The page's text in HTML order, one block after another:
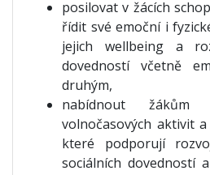
posilovat v žácích
řídit své emoční i
jejich wellbeing a
dovedností včetně
druhým,
nabídnout žákům
volnočasových aktivit
které podporují
sociálních dovedností